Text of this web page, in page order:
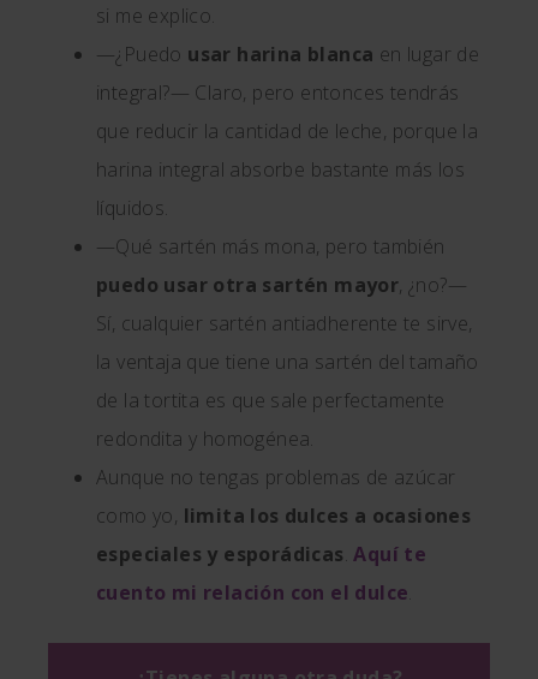
si me explico.
—¿Puedo usar harina blanca en lugar de
integral?— Claro, pero entonces tendrás
que reducir la cantidad de leche, porque la
harina integral absorbe bastante más los
líquidos.
—Qué sartén más mona, pero también
puedo usar otra sartén mayor, ¿no?—
Sí, cualquier sartén antiadherente te sirve,
la ventaja que tiene una sartén del tamaño
de la tortita es que sale perfectamente
redondita y homogénea.
Aunque no tengas problemas de azúcar
como yo, limita los dulces a ocasiones
especiales y esporádicas.Aquí te
cuento mi relación con el dulce.